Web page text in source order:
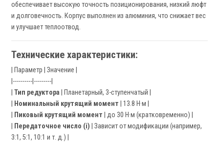
обеспечивает высокую точность позиционирования, низкий люфт
и долговечность. Корпус выполнен из алюминия, что снижает вес
и улучшает теплоотвод.
Технические характеристики:
| Параметр | Значение |
|----------|---------|
Тип редуктора | Планетарный, 3-ступенчатый |
Номинальный крутящий момент | 13.8 Н·м |
Пиковый крутящий момент | до 30 Н·м (кратковременно) |
Передаточное число (i) | Зависит от модификации (например,
3:1, 5:1, 10:1 и т. д.) |